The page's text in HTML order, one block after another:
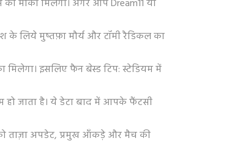
मौका मिलेगा। अगर आप Dream11 या
के लिये मुष्तफ़ा मौर्य और टॉमी रैडिकल का
मिलेगा। इसलिए फैन बेस्ड टिप: स्टेडियम में
जाता है। ये डेटा बाद में आपके फैंटसी
ताज़ा अपडेट, प्रमुख आँकड़े और मैच की